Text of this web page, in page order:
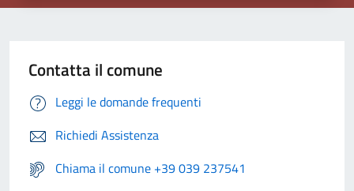
Contatta il comune
Leggi le domande frequenti
Richiedi Assistenza
Chiama il comune +39 039 237541